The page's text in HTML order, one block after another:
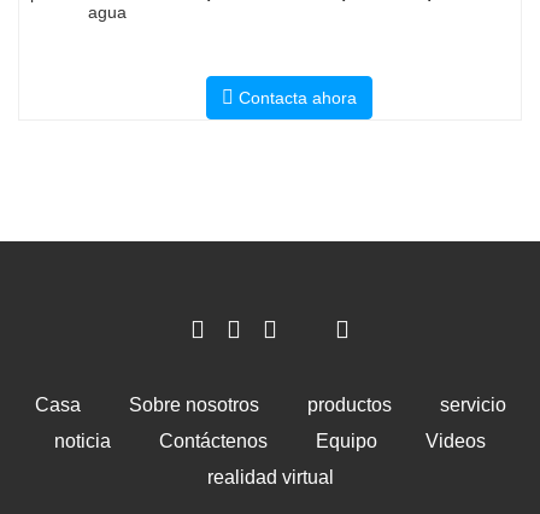
Contacta ahora
Casa Sobre nosotros productos
servicio
noticia
Contáctenos Equipo
Videos
realidad virtual